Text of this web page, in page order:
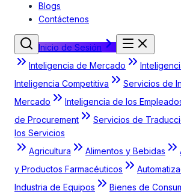
Blogs
Contáctenos
Inicio de Sesión
Inteligencia de Mercado
Inteligencia Competitiva
Servicios de
Mercado
Inteligencia de los
de Procurement
Servicios de
los Servicios
Agricultura
Alimentos y Bebidas
y Productos Farmacéuticos
Industria de Equipos
Bienes de